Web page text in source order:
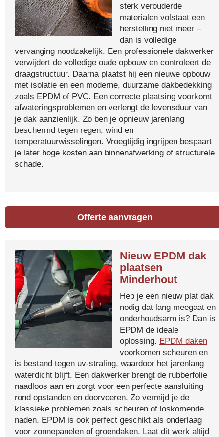
sterk verouderde
materialen volstaat een
herstelling niet meer –
dan is volledige
vervanging noodzakelijk. Een professionele dakwerker
verwijdert de volledige oude opbouw en controleert de
draagstructuur. Daarna plaatst hij een nieuwe opbouw
met isolatie en een moderne, duurzame dakbedekking
zoals EPDM of PVC. Een correcte plaatsing voorkomt
afwateringsproblemen en verlengt de levensduur van
je dak aanzienlijk. Zo ben je opnieuw jarenlang
beschermd tegen regen, wind en
temperatuurwisselingen. Vroegtijdig ingrijpen bespaart
je later hoge kosten aan binnenafwerking of structurele
schade.
Offerte aanvragen
Nieuw EPDM dak
plaatsen
Minderhout
Heb je een nieuw plat dak
nodig dat lang meegaat en
onderhoudsarm is? Dan is
EPDM de ideale
oplossing. EPDM daken
voorkomen scheuren en
is bestand tegen uv-straling, waardoor het jarenlang
waterdicht blijft. Een dakwerker brengt de rubberfolie
naadloos aan en zorgt voor een perfecte aansluiting
rond opstanden en doorvoeren. Zo vermijd je de
klassieke problemen zoals scheuren of loskomende
naden. EPDM is ook perfect geschikt als onderlaag
voor zonnepanelen of groendaken. Laat dit werk altijd